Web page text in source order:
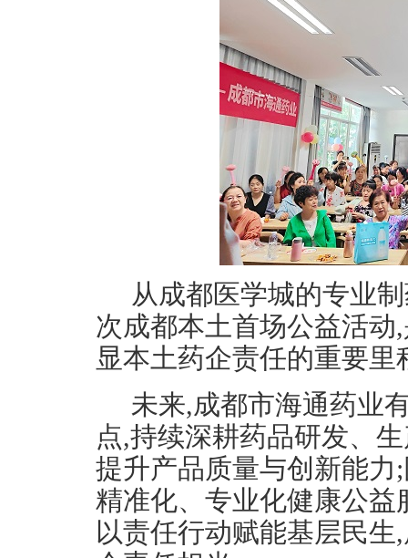
从成都医学城的专业
次成都本土首场公益活
显本土药企责任的重要里
未来,成都市海通药业
点,持续深耕药品研发、
提升产品质量与创新能
精准化、专业化健康公
以责任行动赋能基层民